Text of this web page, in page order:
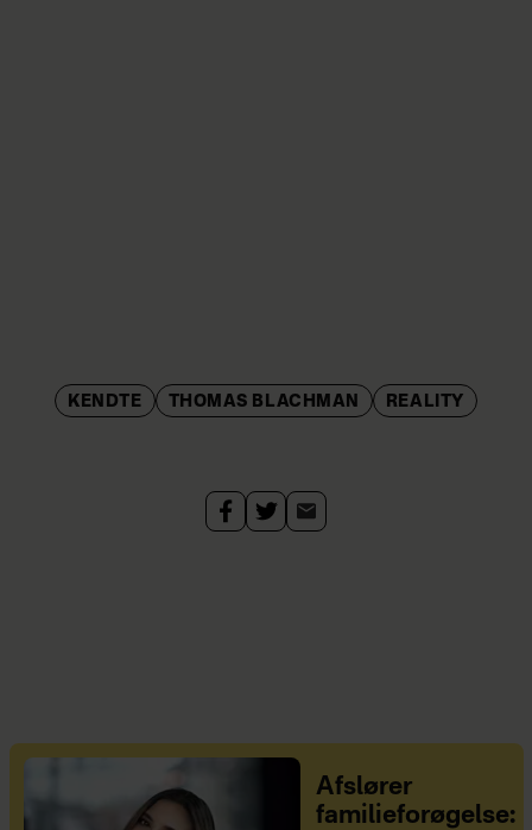
KENDTE THOMAS BLACHMAN REALITY
Afslører
familieforøgelse: